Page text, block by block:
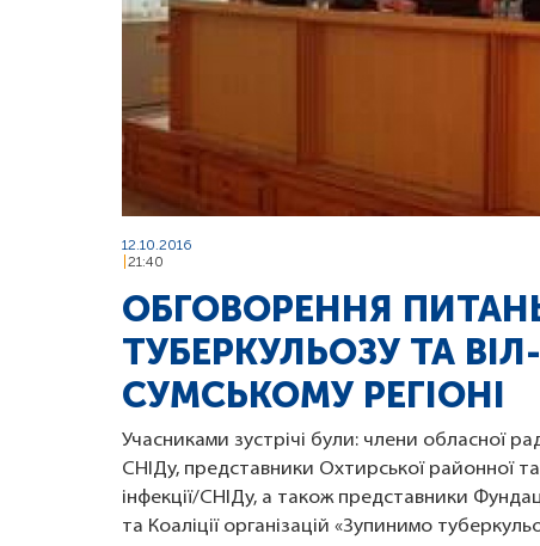
12.10.2016
21:40
ОБГОВОРЕННЯ
ТУБЕРКУЛЬОЗУ ТА
СУМСЬКОМУ РЕГІОНІ
Учасниками зустрічі були: члени обласної
СНІДу, представники Охтирської районної
інфекції/СНІДу, а також представники
та Коаліції організацій «Зупинимо